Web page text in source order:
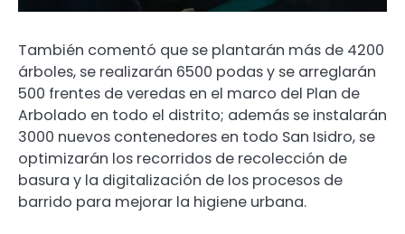
También comentó que se plantarán más de 4200
árboles, se realizarán 6500 podas y se arreglarán
500 frentes de veredas en el marco del Plan de
Arbolado en todo el distrito; además se instalarán
3000 nuevos contenedores en todo San Isidro, se
optimizarán los recorridos de recolección de
basura y la digitalización de los procesos de
barrido para mejorar la higiene urbana.